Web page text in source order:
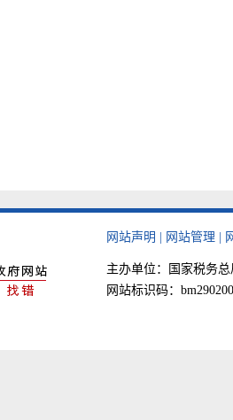
网站声明 网站管理
主办单位：国家税务
网站标识码：